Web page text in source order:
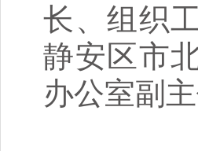
长、组织
静安区市
办公室副